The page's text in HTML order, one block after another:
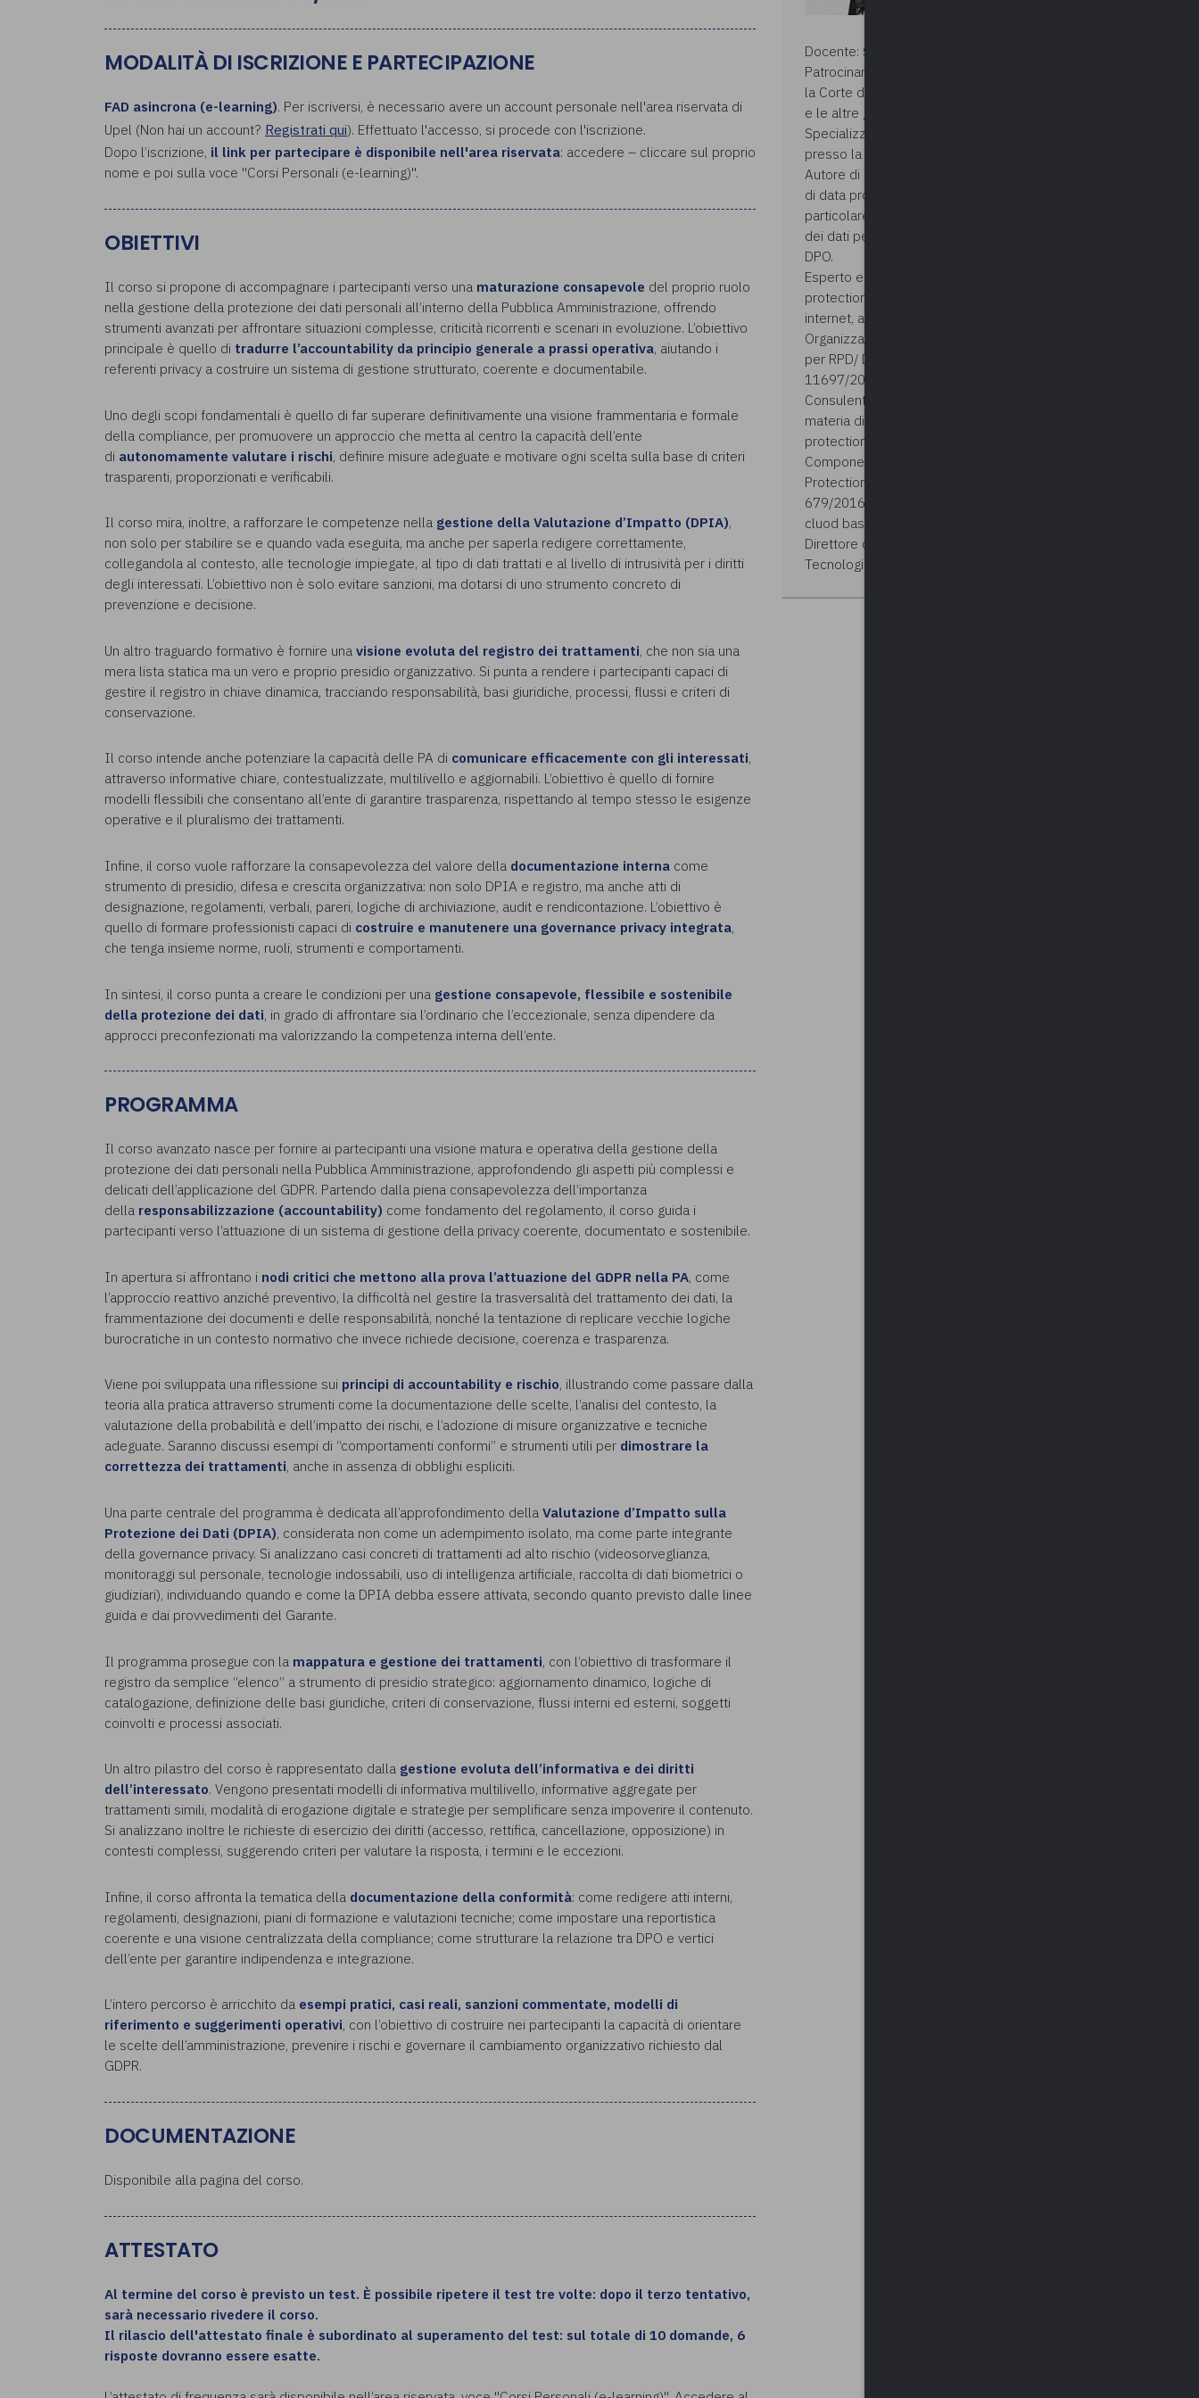
MODALITÀ DI ISCRIZIONE E PARTECIPAZIONE
FAD asincrona (e-learning). Per iscriversi, è necessario avere un account personale nell'area riservata di
Upel (Non hai un account? Registrati qui). Effettuato l'accesso, si procede con l'iscrizione.
Dopo l’iscrizione, il link per partecipare è disponibile nell'area riservata: accedere – cliccare sul proprio
nome e poi sulla voce "Corsi Personali (e-learning)".
OBIETTIVI
Il corso si propone di accompagnare i partecipanti verso una maturazione consapevole del proprio ruolo
nella gestione della protezione dei dati personali all’interno della Pubblica Amministrazione, offrendo
strumenti avanzati per affrontare situazioni complesse, criticità ricorrenti e scenari in evoluzione. L’obiettivo
principale è quello di tradurre l’accountability da principio generale a prassi operativa, aiutando i
referenti privacy a costruire un sistema di gestione strutturato, coerente e documentabile.
Uno degli scopi fondamentali è quello di far superare definitivamente una visione frammentaria e formale
della compliance, per promuovere un approccio che metta al centro la capacità dell’ente
di autonomamente valutare i rischi, definire misure adeguate e motivare ogni scelta sulla base di criteri
trasparenti, proporzionati e verificabili.
Il corso mira, inoltre, a rafforzare le competenze nella gestione della Valutazione d’Impatto (DPIA),
non solo per stabilire se e quando vada eseguita, ma anche per saperla redigere correttamente,
collegandola al contesto, alle tecnologie impiegate, al tipo di dati trattati e al livello di intrusività per i diritti
degli interessati. L’obiettivo non è solo evitare sanzioni, ma dotarsi di uno strumento concreto di
prevenzione e decisione.
Un altro traguardo formativo è fornire una visione evoluta del registro dei trattamenti, che non sia una
mera lista statica ma un vero e proprio presidio organizzativo. Si punta a rendere i partecipanti capaci di
gestire il registro in chiave dinamica, tracciando responsabilità, basi giuridiche, processi, flussi e criteri di
conservazione.
Il corso intende anche potenziare la capacità delle PA di comunicare efficacemente con gli interessati,
attraverso informative chiare, contestualizzate, multilivello e aggiornabili. L’obiettivo è quello di fornire
modelli flessibili che consentano all’ente di garantire trasparenza, rispettando al tempo stesso le esigenze
operative e il pluralismo dei trattamenti.
Infine, il corso vuole rafforzare la consapevolezza del valore della documentazione interna come
strumento di presidio, difesa e crescita organizzativa: non solo DPIA e registro, ma anche atti di
designazione, regolamenti, verbali, pareri, logiche di archiviazione, audit e rendicontazione. L’obiettivo è
quello di formare professionisti capaci di costruire e manutenere una governance privacy integrata,
che tenga insieme norme, ruoli, strumenti e comportamenti.
In sintesi, il corso punta a creare le condizioni per una gestione consapevole, flessibile e sostenibile
della protezione dei dati, in grado di affrontare sia l’ordinario che l’eccezionale, senza dipendere da
approcci preconfezionati ma valorizzando la competenza interna dell’ente.
PROGRAMMA
Il corso avanzato nasce per fornire ai partecipanti una visione matura e operativa della gestione della
protezione dei dati personali nella Pubblica Amministrazione, approfondendo gli aspetti più complessi e
delicati dell’applicazione del GDPR. Partendo dalla piena consapevolezza dell’importanza
della responsabilizzazione (accountability) come fondamento del regolamento, il corso guida i
partecipanti verso l’attuazione di un sistema di gestione della privacy coerente, documentato e sostenibile.
In apertura si affrontano i nodi critici che mettono alla prova l’attuazione del GDPR nella PA, come
l’approccio reattivo anziché preventivo, la difficoltà nel gestire la trasversalità del trattamento dei dati, la
frammentazione dei documenti e delle responsabilità, nonché la tentazione di replicare vecchie logiche
burocratiche in un contesto normativo che invece richiede decisione, coerenza e trasparenza.
Viene poi sviluppata una riflessione sui principi di accountability e rischio, illustrando come passare dalla
teoria alla pratica attraverso strumenti come la documentazione delle scelte, l’analisi del contesto, la
valutazione della probabilità e dell’impatto dei rischi, e l’adozione di misure organizzative e tecniche
adeguate. Saranno discussi esempi di “comportamenti conformi” e strumenti utili per dimostrare la
correttezza dei trattamenti, anche in assenza di obblighi espliciti.
Una parte centrale del programma è dedicata all’approfondimento della Valutazione d’Impatto sulla
Protezione dei Dati (DPIA), considerata non come un adempimento isolato, ma come parte integrante
della governance privacy. Si analizzano casi concreti di trattamenti ad alto rischio (videosorveglianza,
monitoraggi sul personale, tecnologie indossabili, uso di intelligenza artificiale, raccolta di dati biometrici o
giudiziari), individuando quando e come la DPIA debba essere attivata, secondo quanto previsto dalle linee
guida e dai provvedimenti del Garante.
Il programma prosegue con la mappatura e gestione dei trattamenti, con l’obiettivo di trasformare il
registro da semplice “elenco” a strumento di presidio strategico: aggiornamento dinamico, logiche di
catalogazione, definizione delle basi giuridiche, criteri di conservazione, flussi interni ed esterni, soggetti
coinvolti e processi associati.
Un altro pilastro del corso è rappresentato dalla gestione evoluta dell’informativa e dei diritti
dell’interessato. Vengono presentati modelli di informativa multilivello, informative aggregate per
trattamenti simili, modalità di erogazione digitale e strategie per semplificare senza impoverire il contenuto.
Si analizzano inoltre le richieste di esercizio dei diritti (accesso, rettifica, cancellazione, opposizione) in
contesti complessi, suggerendo criteri per valutare la risposta, i termini e le eccezioni.
Infine, il corso affronta la tematica della documentazione della conformità: come redigere atti interni,
regolamenti, designazioni, piani di formazione e valutazioni tecniche; come impostare una reportistica
coerente e una visione centralizzata della compliance; come strutturare la relazione tra DPO e vertici
dell’ente per garantire indipendenza e integrazione.
L’intero percorso è arricchito da esempi pratici, casi reali, sanzioni commentate, modelli di
riferimento e suggerimenti operativi, con l’obiettivo di costruire nei partecipanti la capacità di orientare
le scelte dell’amministrazione, prevenire i rischi e governare il cambiamento organizzativo richiesto dal
GDPR.
DOCUMENTAZIONE
Disponibile alla pagina del corso.
ATTESTATO
Al termine del corso è previsto un test. È possibile ripetere il test tre volte: dopo il terzo tentativo,
sarà necessario rivedere il corso.
Il rilascio dell'attestato finale è subordinato al superamento del test: sul totale di 10 domande, 6
risposte dovranno essere esatte.
Docente: STEFANO ORLANDI
Patrocinante avanti la Corte Costituzionale,
la Corte di Cassazione, il Consiglio di Stato
e le altre giurisdizioni superiori.
Specializzato in Diritto Amministrativo
presso la SPISA (Università di Bologna).
Autore di numerose pubblicazioni in materia
di data protection, decreto 231/2001 – in
particolare di monografie sulla protezione
dei dati personali e sulla figura e il ruolo del
DPO.
Esperto e docente in materia di data
protection, diritto delle tecnologie e di
internet, appalti pubblici, decreto 231/2001.
Organizzatore e docente in Master 80 ore
per RPD/ DPO conformi alla norma UNI
11697/2017.
Consulente di enti pubblici e privati in
materia di codice dei contratti pubblici, data
protection, decreto 231/2001.
Componente/Presidente di OdV 231. Data
Protection Officer (DPO) GDPR UE n.
679/2016. Founder di UTOPIA, software
cluod based per compliance GDPR. È Vice
Direttore del Centro Studi Privacy e Nuove
Tecnologie.